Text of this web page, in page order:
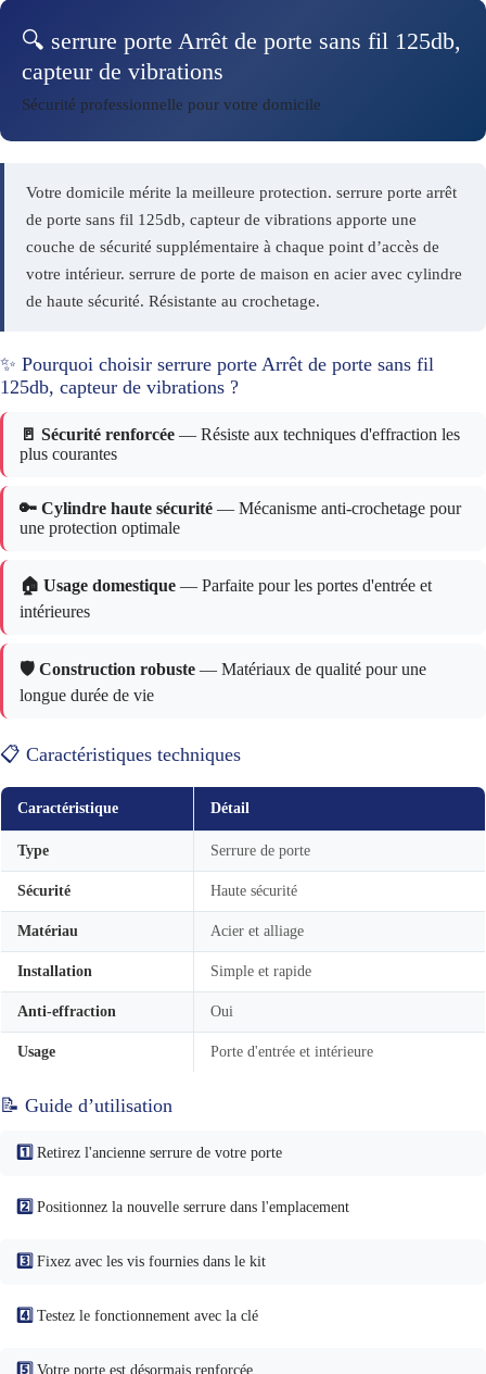
🔍 serrure porte Arrêt de porte sans fil 125db,
capteur de vibrations
Sécurité professionnelle pour votre domicile
Votre domicile mérite la meilleure protection. serrure porte arrêt
de porte sans fil 125db, capteur de vibrations apporte une
couche de sécurité supplémentaire à chaque point d’accès de
votre intérieur. serrure de porte de maison en acier avec cylindre
de haute sécurité. Résistante au crochetage.
✨ Pourquoi choisir serrure porte Arrêt de porte sans fil
125db, capteur de vibrations ?
🚪 Sécurité renforcée — Résiste aux techniques d'effraction les
plus courantes
🔑 Cylindre haute sécurité — Mécanisme anti-crochetage pour
une protection optimale
🏠 Usage domestique — Parfaite pour les portes d'entrée et
intérieures
🛡️ Construction robuste — Matériaux de qualité pour une
longue durée de vie
📋 Caractéristiques techniques
Caractéristique Détail
Type Serrure de porte
Sécurité Haute sécurité
Matériau Acier et alliage
Installation Simple et rapide
Anti-effraction Oui
Usage Porte d'entrée et intérieure
📝 Guide d’utilisation
1️⃣ Retirez l'ancienne serrure de votre porte
2️⃣ Positionnez la nouvelle serrure dans l'emplacement
3️⃣ Fixez avec les vis fournies dans le kit
4️⃣ Testez le fonctionnement avec la clé
5️⃣ Votre porte est désormais renforcée